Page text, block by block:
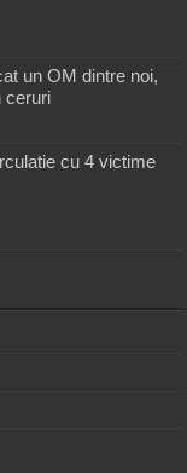
un OM dintre noi,
ceruri
cu 4 victime